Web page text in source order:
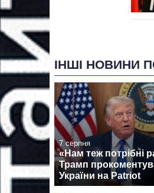
ІНШІ НОВИНИ
7 серпня
«Нам теж потрібні
Трамп
України на Patriot